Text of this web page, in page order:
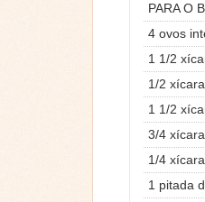
PARA O
4 ovos
1 1/2
1/2
1 1/2
3/4
1/4
1 pitada